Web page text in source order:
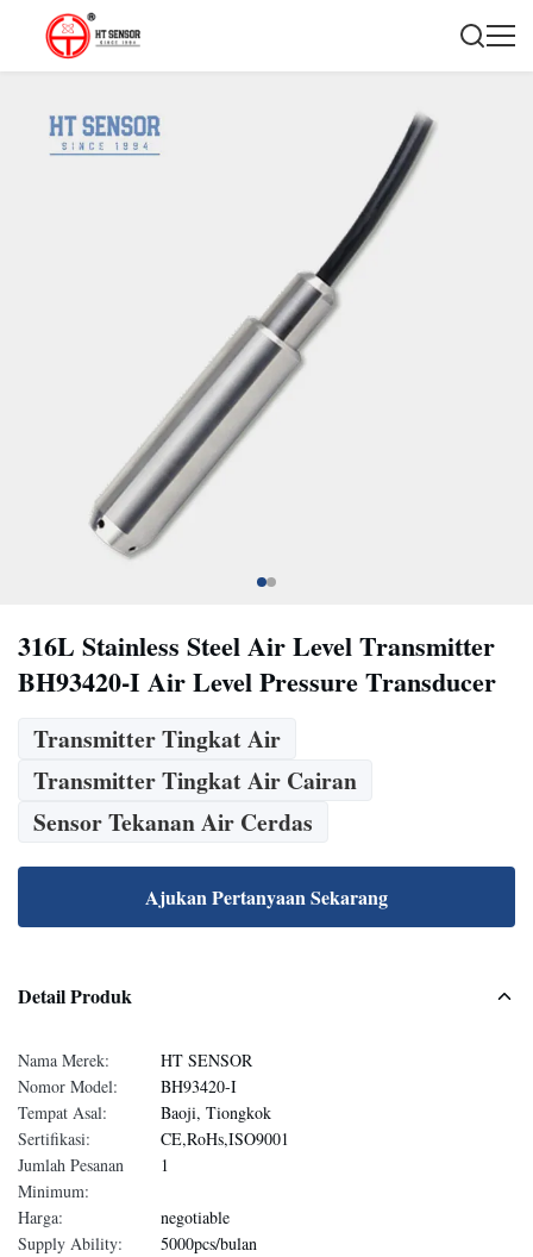
316L Stainless Steel Air Level Transmitter
BH93420-I Air Level Pressure Transducer
Transmitter Tingkat Air
Transmitter Tingkat Air Cairan
Sensor Tekanan Air Cerdas
Ajukan Pertanyaan Sekarang
Detail Produk
Nama Merek:
HT SENSOR
Nomor Model:
BH93420-I
Tempat Asal:
Baoji, Tiongkok
Sertifikasi:
CE,RoHs,ISO9001
Jumlah Pesanan
Minimum:
1
Harga:
negotiable
Supply Ability:
5000pcs/bulan